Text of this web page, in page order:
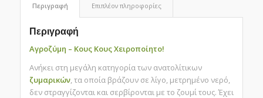
Περιγραφή Επιπλέον πληροφορίες
Περιγραφή
Αγροζύμη – Κους Κους Χειροποίητο!
Ανήκει στη μεγάλη κατηγορία των ανατολίτικων
ζυμαρικών, τα οποία βράζουν σε λίγο, μετρημένο νερό,
δεν στραγγίζονται και σερβίρονται με το ζουμί τους. Έχει